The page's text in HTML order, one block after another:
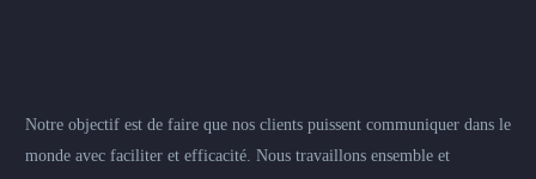
Notre objectif est de faire que nos clients puissent communiquer dans le
monde avec faciliter et efficacité. Nous travaillons ensemble et